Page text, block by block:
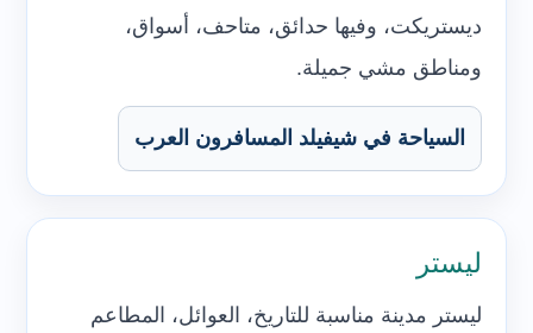
ديستريكت، وفيها حدائق، متاحف، أسواق،
ومناطق مشي جميلة.
السياحة في شيفيلد المسافرون العرب
ليستر
ليستر مدينة مناسبة للتاريخ، العوائل، المطاعم